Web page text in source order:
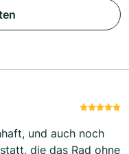
und auch noch
die das Rad ohne